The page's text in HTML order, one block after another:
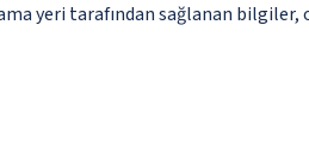
yeri tarafından sağlanan